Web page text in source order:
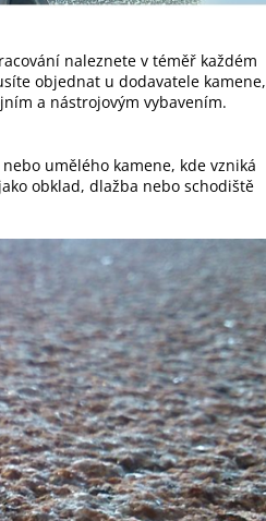
naleznete v téměř každém
objednat u dodavatele kamene,
a nástrojovým vybavením.
umělého kamene, kde vzniká
obklad, dlažba nebo schodiště